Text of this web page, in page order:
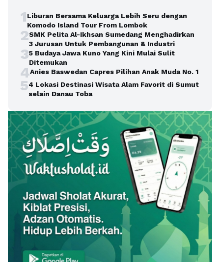
1Liburan Bersama Keluarga Lebih Seru dengan
Komodo Island Tour From Lombok
2SMK Pelita Al-Ikhsan Sumedang Menghadirkan
3 Jurusan Untuk Pembangunan & Industri
35 Budaya Jawa Kuno Yang Kini Mulai Sulit
Ditemukan
4Anies Baswedan Capres Pilihan Anak Muda No. 1
54 Lokasi Destinasi Wisata Alam Favorit di Sumut
selain Danau Toba